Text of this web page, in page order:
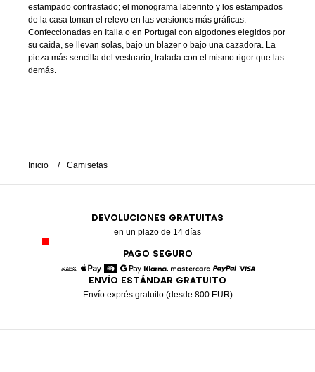
estampado contrastado; el monograma laberinto y los estampados
de la casa toman el relevo en las versiones más gráficas.
Confeccionadas en Italia o en Portugal con algodones elegidos por
su caída, se llevan solas, bajo un blazer o bajo una cazadora. La
pieza más sencilla del vestuario, tratada con el mismo rigor que las
demás.
Inicio Camisetas
DEVOLUCIONES GRATUITAS
en un plazo de 14 días
PAGO SEGURO
American Express
Apple Pay
DinersGoogle Pay
Klarna MastercardPaypal
ENVÍO ESTÁNDAR GRATUITO
Envío exprés gratuito (desde 800 EUR)